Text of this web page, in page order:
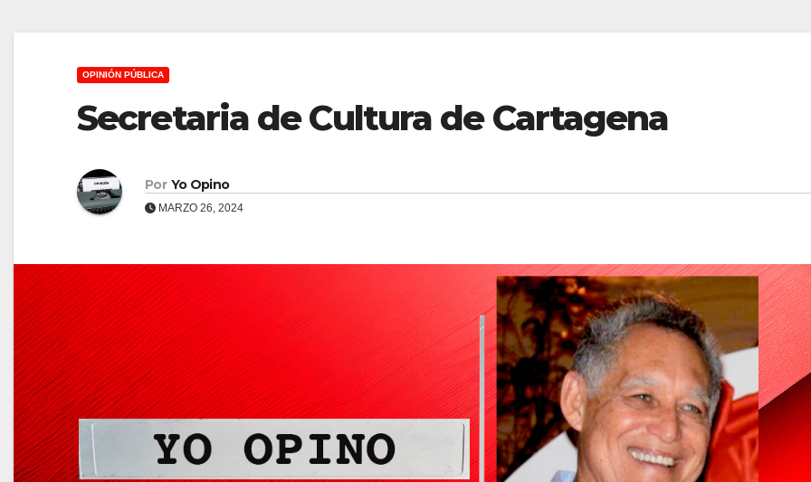
OPINIÓN PÚBLICA
Secretaria de Cultura de Cartagena
Por Yo Opino
MARZO 26, 2024